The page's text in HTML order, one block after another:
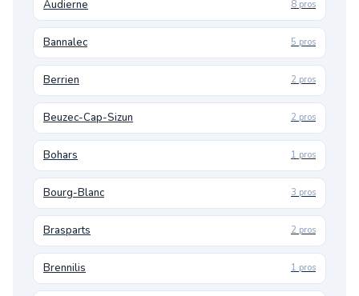
Audierne 8 pros
Bannalec 5 pros
Berrien 2 pros
Beuzec-Cap-Sizun 2 pros
Bohars 1 pros
Bourg-Blanc 3 pros
Brasparts 2 pros
Brennilis 1 pros